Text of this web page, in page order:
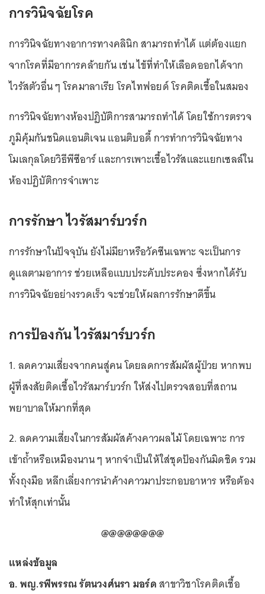
การวินิจฉัยโรค
การวินิจฉัยทางอาการทางคลินิก สามารถทำได้ แต่ต้องแยก
จากโรคที่มีอาการคล้ายกัน เช่น ไข้ที่ทำให้เลือดออกได้จาก
ไวรัสตัวอื่น ๆ โรคมาลาเรีย โรคไทฟอยด์ โรคติดเชื้อในสมอง
การวินิจฉัยทางห้องปฏิบัติการสามารถทำได้ โดยใช้การตรวจ
ภูมิคุ้มกันชนิดแอนติเจน แอนติบอดี้ การทำการวินิจฉัยทาง
โมเลกุลโดยวิธีพีซีอาร์ และการเพาะเชื้อไวรัสและแยกเซลล์ใน
ห้องปฏิบัติการจำเพาะ
การรักษา ไวรัสมาร์บวร์ก
การรักษาในปัจจุบัน ยังไม่มียาหรือวัคซีนเฉพาะ จะเป็นการ
ดูแลตามอาการ ช่วยเหลือแบบประคับประคอง ซึ่งหากได้รับ
การวินิจฉัยอย่างรวดเร็ว จะช่วยให้ผลการรักษาดีขึ้น
การป้องกัน ไวรัสมาร์บวร์ก
1. ลดความเสี่ยงจากคนสู่คน โดยลดการสัมผัสผู้ป่วย หากพบ
ผู้ที่สงสัยติดเชื้อไวรัสมาร์บวร์ก ให้ส่งไปตรวจสอบที่สถาน
พยาบาลให้มากที่สุด
2. ลดความเสี่ยงในการสัมผัสค้างคาวผลไม้ โดยเฉพาะ การ
เข้าถ้ำหรือเหมืองนาน ๆ หากจำเป็นให้ใส่ชุดป้องกันมิดชิด รวม
ทั้งถุงมือ หลีกเลี่ยงการนำค้างคาวมาประกอบอาหาร หรือต้อง
ทำให้สุกเท่านั้น
@@@@@@@@
แหล่งข้อมูล
อ. พญ.รพีพรรณ รัตนวงศ์นรา มอร์ดสาขาวิชาโรคติดเชื้อ